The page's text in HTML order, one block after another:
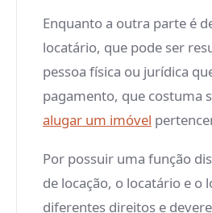
Enquanto a outra parte é
locatário, que pode ser
pessoa física ou jurídica
pagamento, que costuma
alugar um imóvel
Por possuir uma função
de locação, o locatário e o
diferentes direitos e